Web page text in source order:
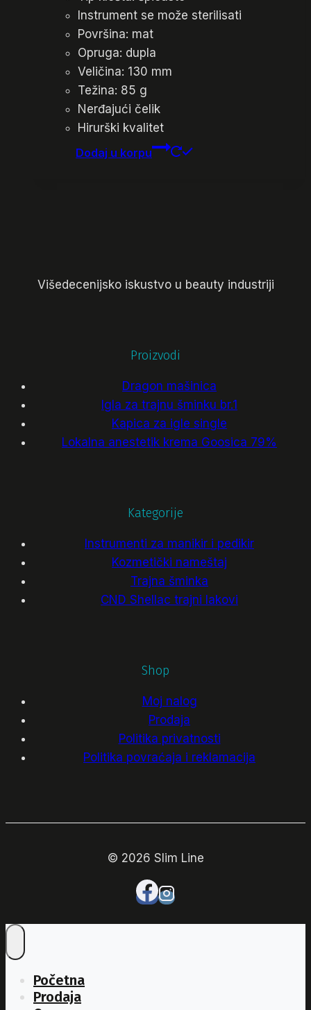
Instrument se može sterilisati
Površina: mat
Opruga: dupla
Veličina: 130 mm
Težina: 85 g
Nerđajući čelik
Hirurški kvalitet
Dodaj u korpu
Višedecenijsko iskustvo u beauty industriji
Proizvodi
Dragon mašinica
Igla za trajnu šminku br.1
Kapica za igle single
Lokalna anestetik krema Goosica 79%
Kategorije
Instrumenti za manikir i pedikir
Kozmetički nameštaj
Trajna šminka
CND Shellac trajni lakovi
Shop
Moj nalog
Prodaja
Politika privatnosti
Politika povraćaja i reklamacija
© 2026 Slim Line
Početna
Prodaja